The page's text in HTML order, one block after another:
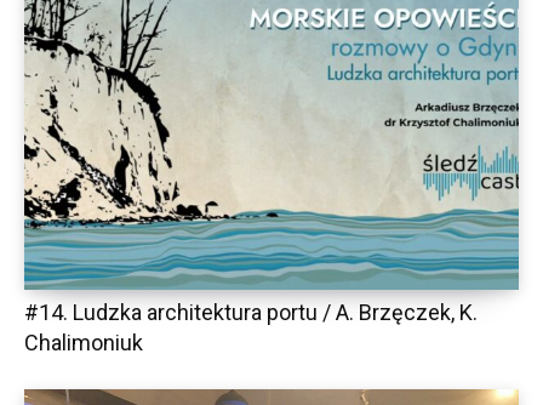
#14. Ludzka architektura portu / A. Brzęczek, K.
Chalimoniuk